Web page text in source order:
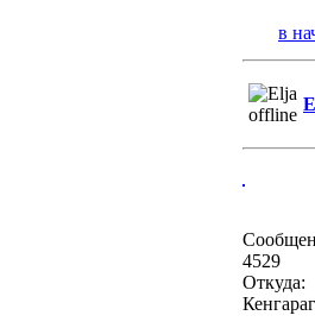
в
4529
Откуда: